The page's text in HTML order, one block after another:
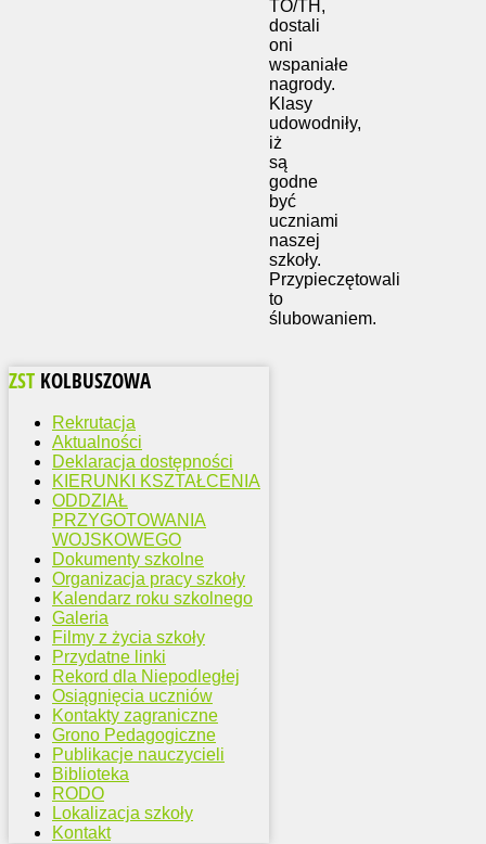
TO/TH,
dostali
oni
wspaniałe
nagrody.
Klasy
udowodniły,
iż
są
godne
być
uczniami
naszej
szkoły.
Przypieczętowali
to
ślubowaniem.
ZST KOLBUSZOWA
Rekrutacja
Aktualności
Deklaracja dostępności
KIERUNKI KSZTAŁCENIA
ODDZIAŁ
PRZYGOTOWANIA
WOJSKOWEGO
Dokumenty szkolne
Organizacja pracy szkoły
Kalendarz roku szkolnego
Galeria
Filmy z życia szkoły
Przydatne linki
Rekord dla Niepodległej
Osiągnięcia uczniów
Kontakty zagraniczne
Grono Pedagogiczne
Publikacje nauczycieli
Biblioteka
RODO
Lokalizacja szkoły
Kontakt